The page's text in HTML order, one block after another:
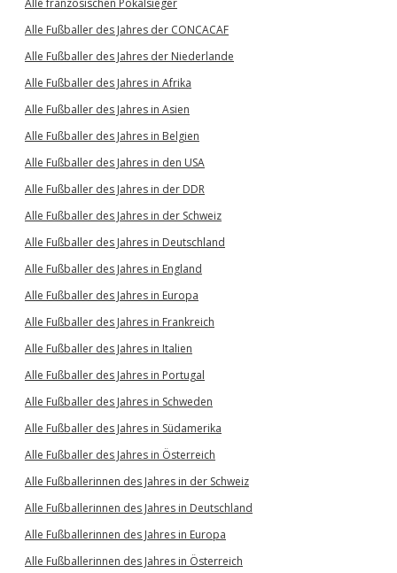
Alle französischen Pokalsieger
Alle Fußballer des Jahres der CONCACAF
Alle Fußballer des Jahres der Niederlande
Alle Fußballer des Jahres in Afrika
Alle Fußballer des Jahres in Asien
Alle Fußballer des Jahres in Belgien
Alle Fußballer des Jahres in den USA
Alle Fußballer des Jahres in der DDR
Alle Fußballer des Jahres in der Schweiz
Alle Fußballer des Jahres in Deutschland
Alle Fußballer des Jahres in England
Alle Fußballer des Jahres in Europa
Alle Fußballer des Jahres in Frankreich
Alle Fußballer des Jahres in Italien
Alle Fußballer des Jahres in Portugal
Alle Fußballer des Jahres in Schweden
Alle Fußballer des Jahres in Südamerika
Alle Fußballer des Jahres in Österreich
Alle Fußballerinnen des Jahres in der Schweiz
Alle Fußballerinnen des Jahres in Deutschland
Alle Fußballerinnen des Jahres in Europa
Alle Fußballerinnen des Jahres in Österreich